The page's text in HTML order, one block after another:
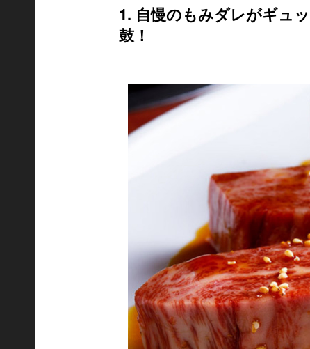
1. 自慢のもみダレがギュ
鼓！